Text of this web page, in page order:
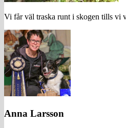
Vi får väl traska runt i skogen tills vi
Anna Larsson